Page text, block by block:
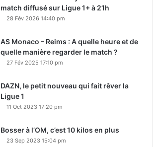
match diffusé sur Ligue 1+ à 21h
28 Fév 2026 14:40 pm
AS Monaco – Reims : A quelle heure et de
quelle manière regarder le match ?
27 Fév 2025 17:10 pm
DAZN, le petit nouveau qui fait rêver la
Ligue 1
11 Oct 2023 17:20 pm
Bosser à l’OM, c’est 10 kilos en plus
23 Sep 2023 15:04 pm